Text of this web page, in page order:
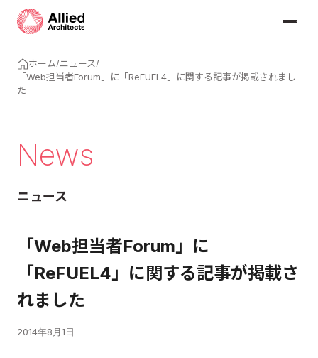
ホーム/ニュース/
「Web担当者Forum」に「ReFUEL4」に関する記事が掲載されまし
た
News
ニュース
「Web担当者Forum」に
「ReFUEL4」に関する記事が掲載さ
れました
2014年8月1日